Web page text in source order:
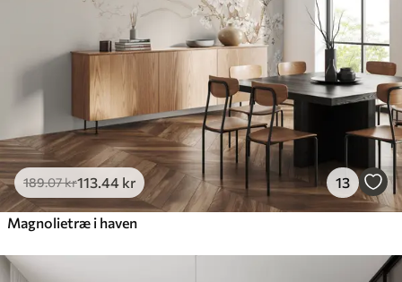
189.07kr113 .44 kr 13
Magnolietræ i haven